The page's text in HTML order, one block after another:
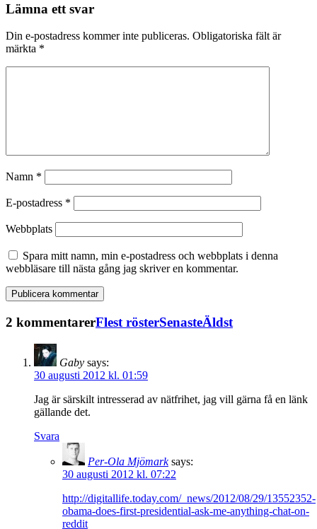
Lämna ett svar
Din e-postadress kommer inte publiceras. Obligatoriska fält är
märkta *
Namn *
E-postadress *
Webbplats
Spara mitt namn, min e-postadress och webbplats i denna
webbläsare till nästa gång jag skriver en kommentar.
2 kommentarerFlest rösterSenasteÄldst
Gaby says:
30 augusti 2012 kl. 01:59
Jag är särskilt intresserad av nätfrihet, jag vill gärna få en länk
gällande det.
Svara
Per-Ola Mjömark says:
30 augusti 2012 kl. 07:22
http://digitallife.today.com/_news/2012/08/29/13552352-
obama-does-first-presidential-ask-me-anything-chat-on-
reddit